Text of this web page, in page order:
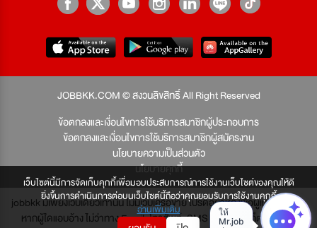
เว็บไซต์นี้มีการจัดเก็บคุกกี้เพื่อมอบประสบการณ์การใช้งานเว็บไซต์ของคุณให้ดี
ยิ่งขึ้นการดำเนินการต่อบนเว็บไซต์นี้ถือว่าคุณยอมรับการใช้งานคุกกี้
อ่านเพิ่มเติม
JOBBKK.COM © สงวนลิขสิทธิ์ All Right Reserved
ข้อตกลงและเงื่อนไขการใช้บริการสมาชิกผู้ประกอบการ
ข้อตกลงและเงื่อนไขการใช้บริการสมาชิกผู้สมัครงาน
นโยบายความเป็นส่วนตัว
นโยบายคุกกี้
jobbkk มีเพียงเว็บเดียวเท่านั้น ไม่มีเว็บเครือข่าย โปรดอย่าหลงเชื่อผู้แอบอ้าง และ
หากผู้ใดแอบอ้าง ไม่ว่าทาง Email, โทรศัพท์, SMS หรือทางใดก็ตาม จะถูก